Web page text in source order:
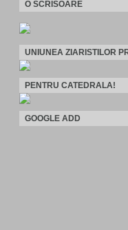
O SCRISOARE
UNIUNEA ZIARISTILOR
PENTRU CATEDRALA!
GOOGLE ADD